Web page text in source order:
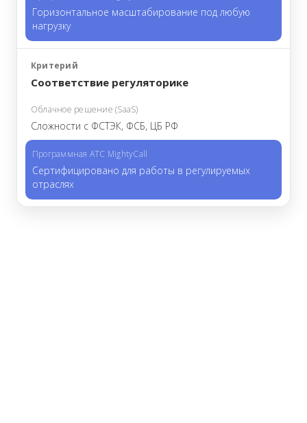
Горизонтальное масштабирование под любую
нагрузку
Соответствие регуляторике
Сложности с ФСТЭК, ФСБ, ЦБ РФ
Сертифицировано для работы в регулируемых
отраслях